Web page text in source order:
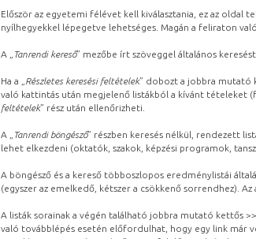
Először az egyetemi félévet kell kiválasztania, ez az oldal
nyílhegyekkel lépegetve lehetséges. Magán a feliraton
A „ Tanrendi kereső” mezőbe írt szöveggel általános
Ha a „ Részletes keresési feltételek” dobozt a jobbra mutató
való kattintás után megjelenő listákból a kívánt tételeket
feltételek” rész után ellenőrizheti.
A „ Tanrendi böngésző” részben keresés nélkül, rendezett
lehet elkezdeni (oktatók, szakok, képzési programok,
A böngésző és a kereső többoszlopos eredménylistái
(egyszer az emelkedő, kétszer a csökkenő sorrendhez).
A listák sorainak a végén található jobbra mutató kettős
való továbblépés esetén előfordulhat, hogy egy link már